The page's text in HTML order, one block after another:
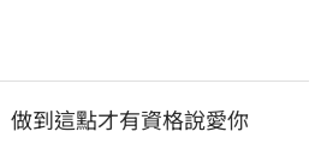
做到這點才有資格說愛你